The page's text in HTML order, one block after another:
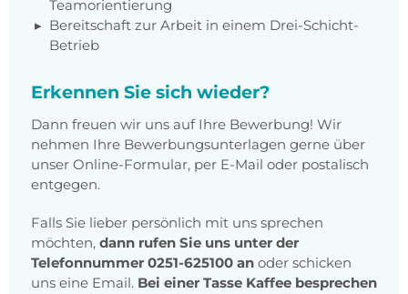
Teamorientierung
Bereitschaft zur Arbeit in einem Drei-Schicht-
Betrieb
Erkennen Sie sich wieder?
Dann freuen wir uns auf Ihre Bewerbung! Wir
nehmen Ihre Bewerbungsunterlagen gerne über
unser Online-Formular, per E-Mail oder postalisch
entgegen.
Falls Sie lieber persönlich mit uns sprechen
möchten, dann rufen Sie uns unter der
Telefonnummer 0251-625100 an oder schicken
uns eine Email. Bei einer Tasse Kaffee besprechen